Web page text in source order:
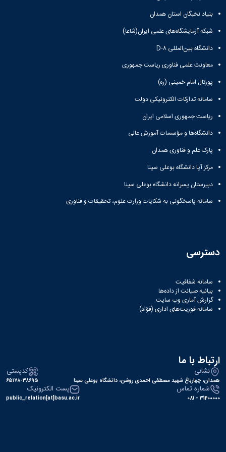
مصالح
مواد
آزمایشگاه
باستان
شناسی
آزمایشگاه
هوش
ربات
بینایی
اولویت
های
طرح
های
پژوهشی
های
پژوهشی
سال
معاونت
پژوهش
فناوری
نشریه
مطالعات
فرهنگی
علمی
معتبر
کارگروه
اخلاق
در
پژوهش
کرسی
پردازی
دانشگاه
های
اعضای
هیات
سایر
آیین
ها
بنیاد نخبگان استان همدان
شبکه آزمایشگاه‌های علمی ایران(شاعا)
دانشگاه بین‌المللی D-۸
معاونت علمی فناوری ریاست جمهوری
پورتال امام خمینی (ره)
سامانه تدارکات الکترونیکی دولت
ریاست جمهوری اسلامی ایران
دانشگاه‌ها و مؤسسات آموزش عالی
پارک علم و فناوری همدان
مرکز آپا دانشگاه بوعلی سینا
دبیرستان پسرانه دانشگاه بوعلی سینا
سامانه پاسخگوئی به شکایات وزارت علوم، تحقیقات و فناوری
دسترسی
سامانه شفافیت
بیانیه صیانت از داده‌ها
گزارش آماری وب‌ سایت
سامانه فوریت‌های اداری (فؤاد)
ارتباط با ما
نشانی
همدان، چهارباغ شهید مصطفی احمدی روشن، دانشگاه بوعلی سینا
کدپستی
۶۵۱۷۸-۳۸۶۹۵
شماره تماس
31400000 - 081
پست الکترونیک
public_relation[at]basu.ac.ir